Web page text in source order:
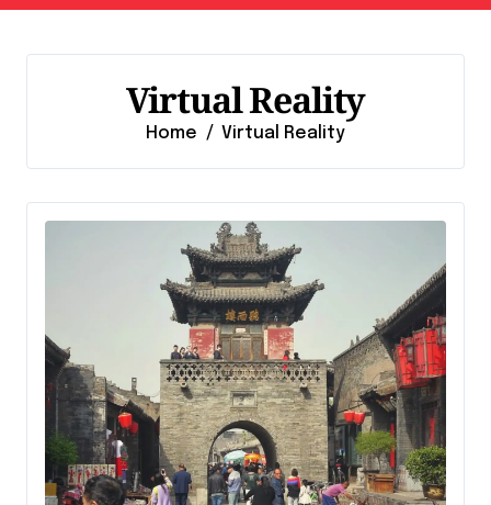
Virtual Reality
Home Virtual Reality